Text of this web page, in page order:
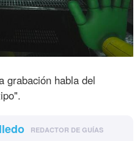
grabación habla del
REDACTOR DE GUÍAS